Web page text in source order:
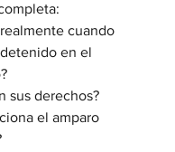
cuando
en el
sus derechos?
el amparo